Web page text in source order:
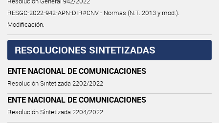
RESGC-2022-942-APN-DIR#CNV - Normas (N.T. 2013 y mod.).
Modificación.
RESOLUCIONES SINTETIZADAS
ENTE NACIONAL DE COMUNICACIONES
Resolución Sintetizada 2202/2022
ENTE NACIONAL DE COMUNICACIONES
Resolución Sintetizada 2204/2022